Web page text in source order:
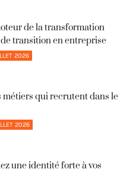
de la transformation
transition en entreprise
2026
métiers qui recrutent dans le
2026
une identité forte à vos